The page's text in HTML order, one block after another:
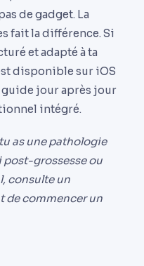
de gadget. La
fait la différence. Si
et adapté à ta
disponible sur iOS
guide jour après jour
intégré.
as une pathologie
post-grossesse ou
consulte un
de commencer un